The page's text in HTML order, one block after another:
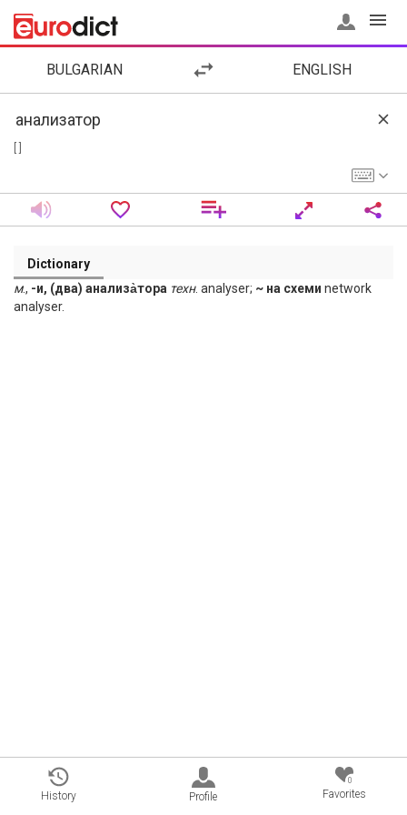
BULGARIAN ENGLISH
Dictionary
м., -и, (два) анализа̀тора техн. analyser; ~ на схеми network
analyser.
History Profile
0
Favorites